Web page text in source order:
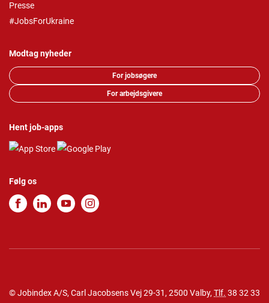
Presse
#JobsForUkraine
Modtag nyheder
For jobsøgere
For arbejdsgivere
Hent job-apps
Følg os
© Jobindex A/S, Carl Jacobsens Vej 29-31, 2500 Valby, Tlf. 38 32 33